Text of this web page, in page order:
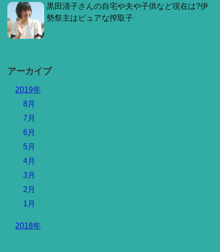
黒田清子さんの自宅や夫や子供など現在は?伊
勢祭主はピュアな搾取子
アーカイブ
2019年
8月
7月
6月
5月
4月
3月
2月
1月
2018年